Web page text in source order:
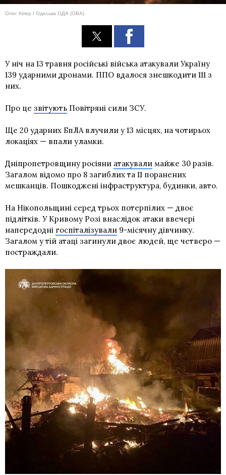
Олег Кіпер / Одеська ОДА (ОВА)
У ніч на 13 травня російські війська атакували Україну
139 ударними дронами. ППО вдалося знешкодити 111 з
них.
Про це звітують Повітряні сили ЗСУ.
Ще 20 ударних БпЛА влучили у 13 місцях, на чотирьох
локаціях — впали уламки.
Дніпропетровщину росіяни атакували майже 30 разів.
Загалом відомо про 8 загиблих та 11 поранених
мешканців. Пошкоджені інфраструктура, будинки, авто.
На Нікопольщині серед трьох потерпілих — двоє
підлітків. У Кривому Розі внаслідок атаки ввечері
напередодні госпіталізували 9-місячну дівчинку.
Загалом у тій атаці загинули двоє людей, ще четверо —
постраждали.